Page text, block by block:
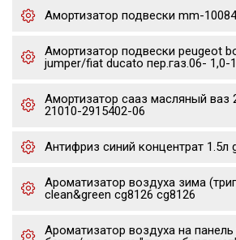
Амортизатор подвески mm-10084
Амортизатор подвески peugeot
jumper/fiat ducato пер.газ.06- 1,0-
Амортизатор сааз масляный ваз
21010-2915402-06
Антифриз синий концентрат 1.5л
Ароматизатор воздуха зима
clean&green cg8126 cg8126
Ароматизатор воздуха на